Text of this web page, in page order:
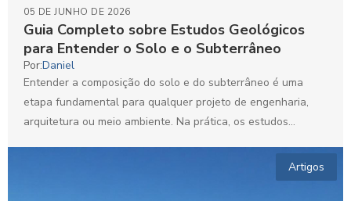
Guia Completo sobre Estudos Geológicos
para Entender o Solo e o Subterrâneo
05 DE JUNHO DE 2026
Por:Daniel
Entender a composição do solo e do subterrâneo é uma
etapa fundamental para qualquer projeto de engenharia,
arquitetura ou meio ambiente. Na prática, os estudos...
Artigos